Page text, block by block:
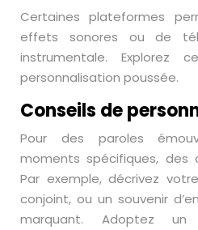
Certaines plateformes
effets sonores ou de
instrumentale. Explorez
personnalisation poussée.
Conseils de
Pour des paroles
moments spécifiques, des
Par exemple, décrivez
conjoint, ou un souvenir
marquant. Adoptez